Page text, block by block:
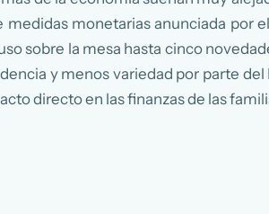
monetarias anunciada por
sobre la mesa hasta cinco
y menos variedad por parte
directo en las finanzas de las